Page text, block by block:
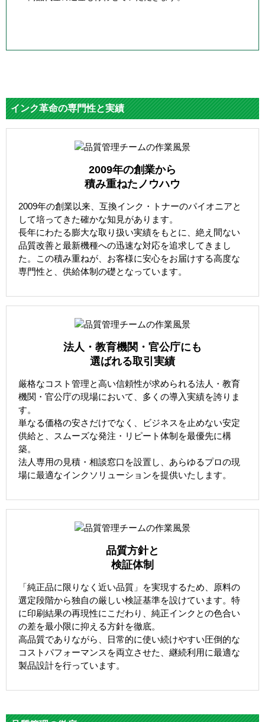
インク革命の専門性と実績
2009年の創業から
積み重ねたノウハウ
2009年の創業以来、互換インク・トナーのパイオニアと
して培ってきた確かな知見があります。
長年にわたる膨大な取り扱い実績をもとに、絶え間ない
品質改善と最新機種への迅速な対応を追求してきまし
た。この積み重ねが、お客様に安心をお届けする高度な
専門性と、供給体制の礎となっています。
法人・教育機関・官公庁にも
選ばれる取引実績
厳格なコスト管理と高い信頼性が求められる法人・教育
機関・官公庁の現場において、多くの導入実績を誇りま
す。
単なる価格の安さだけでなく、ビジネスを止めない安定
供給と、スムーズな発注・リピート体制を最優先に構
築。
法人専用の見積・相談窓口を設置し、あらゆるプロの現
場に最適なインクソリューションを提供いたします。
品質方針と
検証体制
「純正品に限りなく近い品質」を実現するため、原料の
選定段階から独自の厳しい検証基準を設けています。特
に印刷結果の再現性にこだわり、純正インクとの色合い
の差を最小限に抑える方針を徹底。
高品質でありながら、日常的に使い続けやすい圧倒的な
コストパフォーマンスを両立させた、継続利用に最適な
製品設計を行っています。